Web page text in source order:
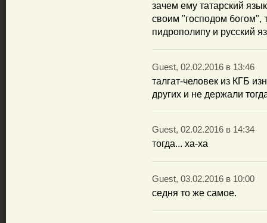
зачем ему татарский
своим "господом богом",
пидрополипу и русский
Guest, 02.02.2016 в 13:46
талгат-человек из КГБ
других и не держали
Guest, 02.02.2016 в 14:34
тогда... ха-ха
Guest, 03.02.2016 в 10:00
седня то же самое.